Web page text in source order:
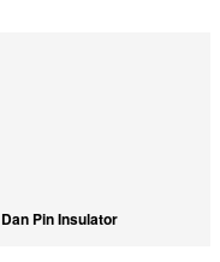
Pin Insulator